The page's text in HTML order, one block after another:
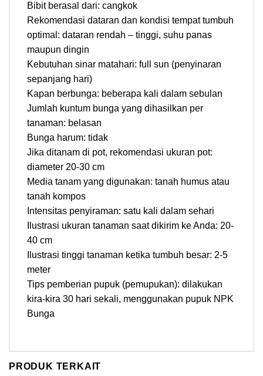
Bibit berasal dari: cangkok
Rekomendasi dataran dan kondisi tempat tumbuh
optimal: dataran rendah – tinggi, suhu panas
maupun dingin
Kebutuhan sinar matahari: full sun (penyinaran
sepanjang hari)
Kapan berbunga: beberapa kali dalam sebulan
Jumlah kuntum bunga yang dihasilkan per
tanaman: belasan
Bunga harum: tidak
Jika ditanam di pot, rekomendasi ukuran pot:
diameter 20-30 cm
Media tanam yang digunakan: tanah humus atau
tanah kompos
Intensitas penyiraman: satu kali dalam sehari
Ilustrasi ukuran tanaman saat dikirim ke Anda: 20-
40 cm
Ilustrasi tinggi tanaman ketika tumbuh besar: 2-5
meter
Tips pemberian pupuk (pemupukan): dilakukan
kira-kira 30 hari sekali, menggunakan pupuk NPK
Bunga
PRODUK TERKAIT